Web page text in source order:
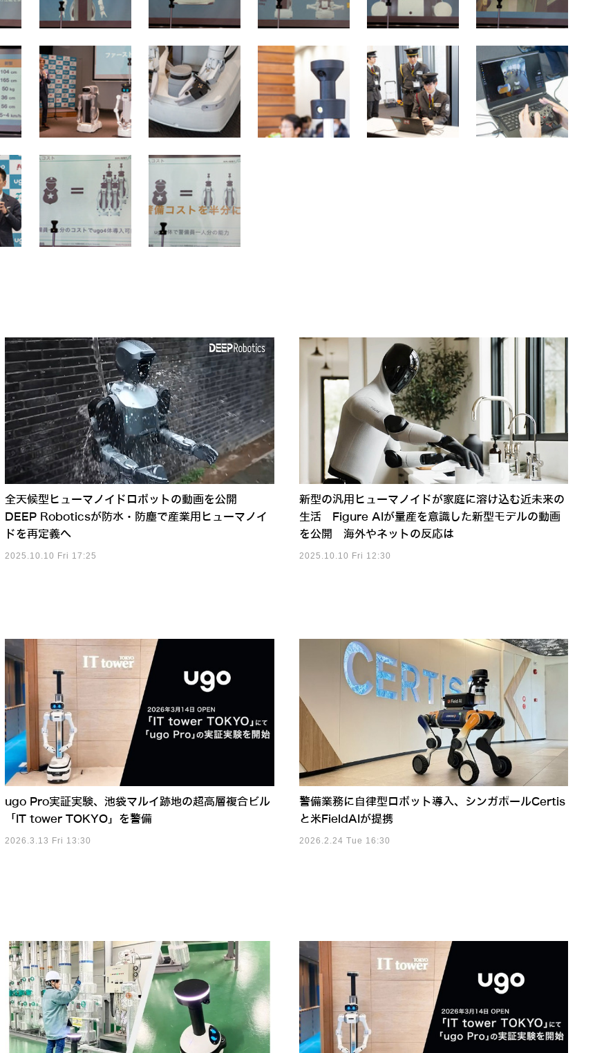
全天候型ヒューマノイドロボットの動画を公開
DEEP Roboticsが防水・防塵で産業用ヒューマノイ
ドを再定義へ
2025.10.10 Fri 17:25
新型の汎用ヒューマノイドが家庭に溶け込む近未来の
生活 Figure AIが量産を意識した新型モデルの動画
を公開 海外やネットの反応は
2025.10.10 Fri 12:30
ugo Pro実証実験、池袋マルイ跡地の超高層複合ビル
「IT tower TOKYO」を警備
2026.3.13 Fri 13:30
警備業務に自律型ロボット導入、シンガポールCertis
と米FieldAIが提携
2026.2.24 Tue 16:30